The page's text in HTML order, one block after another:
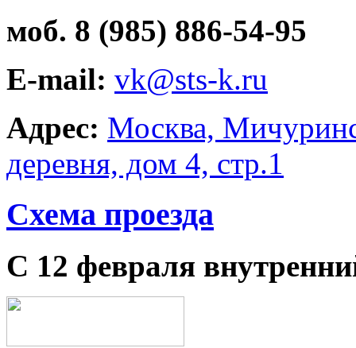
моб. 8 (985) 886-54-95
E-mail: vk@sts-k.ru
Адрес: Москва,
деревня, дом 4, стр.1
Схема проезда
С 12 февраля